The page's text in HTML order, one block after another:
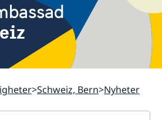
Schweiz, Bern Nyheter